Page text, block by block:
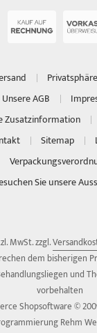
Unsere AGB
Zusatzinformation
Sitemap
Sie unsere
MwSt. zzgl.
dem bisherigen
und
vorbehalten
Shopsoftware ©
Rehm